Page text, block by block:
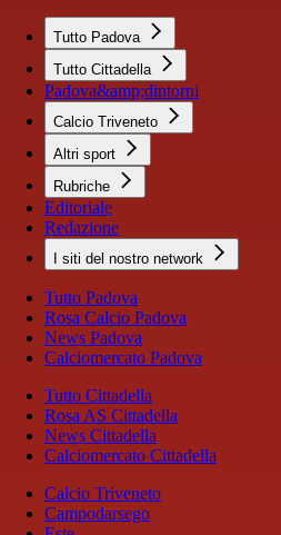
Tutto Padova
Tutto Cittadella
Padova&amp;dintorni
Calcio Triveneto
Altri sport
Rubriche
Editoriale
Redazione
I siti del nostro network
Tutto Padova
Rosa Calcio Padova
News Padova
Calciomercato Padova
Tutto Cittadella
Rosa AS Cittadella
News Cittadella
Calciomercato Cittadella
Calcio Triveneto
Campodarsego